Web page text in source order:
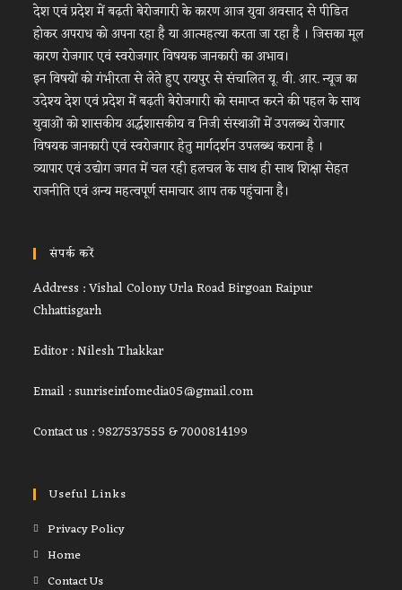
देश एवं प्रदेश में बढ़ती बेरोजगारी के कारण आज युवा अवसाद से पीडित
होकर अपराध को अपना रहा है या आत्महत्या करता जा रहा है । जिसका मूल
कारण रोजगार एवं स्वरोजगार विषयक जानकारी का अभाव।
इन विषयों को गंभीरता से लेते हुए रायपुर से संचालित यू. वी. आर. न्यूज का
उदेश्य देश एवं प्रदेश में बढ़ती बेरोजगारी को समाप्त करने की पहल के साथ
युवाओं को शासकीय अर्द्धशासकीय व निजी संस्थाओं में उपलब्ध रोजगार
विषयक जानकारी एवं स्वरोजगार हेतु मार्गदर्शन उपलब्ध कराना है ।
व्यापार एवं उद्योग जगत में चल रही हलचल के साथ ही साथ शिक्षा सेहत
राजनीति एवं अन्य महत्वपूर्ण समाचार आप तक पहुंचाना है।
संपर्क करें
Address : Vishal Colony Urla Road Birgoan Raipur
Chhattisgarh
Editor : Nilesh Thakkar
Email : sunriseinfomedia05@gmail.com
Contact us : 9827537555 & 7000814199
Useful Links
Privacy Policy
Home
Contact Us